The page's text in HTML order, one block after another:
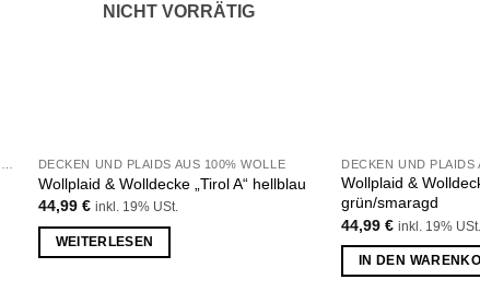
NICHT VORRÄTIG
DECKEN UND PLAIDS AUS 100% WOLLE
Wollplaid & Wolldecke „Tirol A“ hellblau
44,99 € inkl. 19% USt.
WEITERLESEN
DECKEN UND PLAIDS
Wollplaid &
grün/smaragd
44,99€ inkl. 19% USt.
IN DEN